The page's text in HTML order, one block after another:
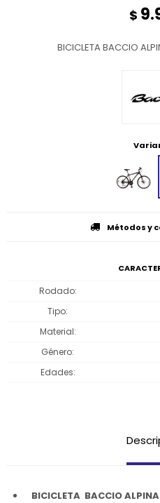
$
BICICLETA BACCIO
Métodos y
Rodado
Tipo
Material
Género
Edades
BICICLETA BACCIO